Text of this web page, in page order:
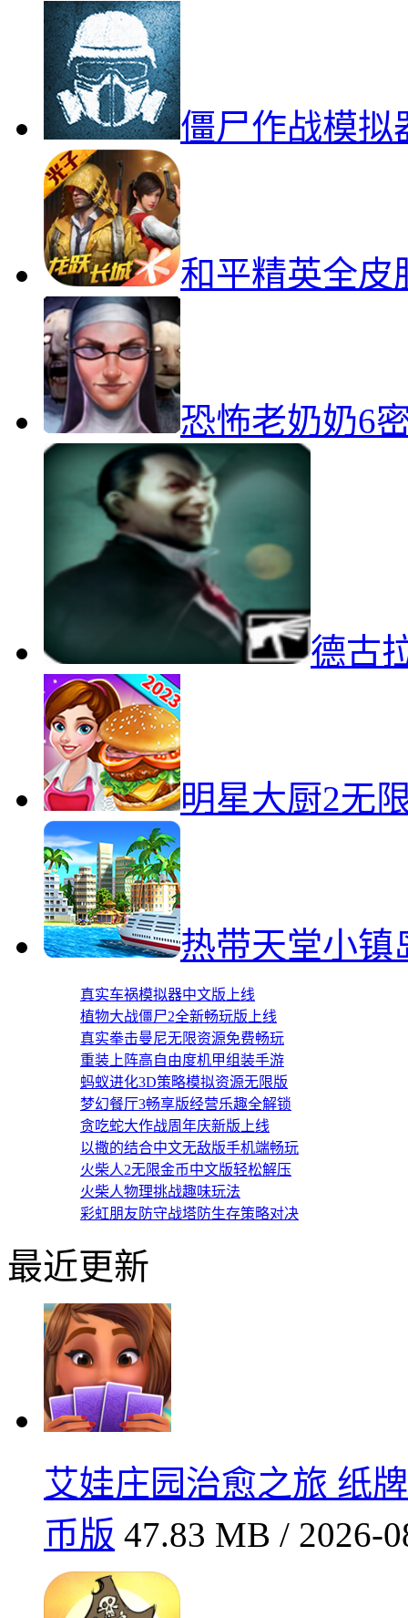
僵尸作战模拟
和平精英全皮
恐怖老奶奶6
德古
明星大厨2无
热带天堂小镇
真实车祸模拟器中文版上线
植物大战僵尸2全新畅玩版上线
真实拳击曼尼无限资源免费畅玩
重装上阵高自由度机甲组装手游
蚂蚁进化3D策略模拟资源无限版
梦幻餐厅3畅享版经营乐趣全解锁
贪吃蛇大作战周年庆新版上线
以撒的结合中文无敌版手机端畅玩
火柴人2无限金币中文版轻松解压
火柴人物理挑战趣味玩法
彩虹朋友防守战塔防生存策略对决
最近更新
艾娃庄园治愈之旅 纸
币版 47.83 MB / 2026-